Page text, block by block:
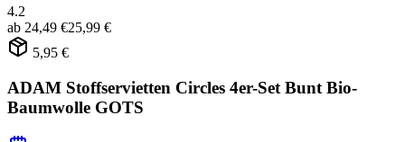
4.2
ab 24,49 €25,99 €
5,95 €
ADAM Stoffservietten Circles 4er-Set Bunt Bio-
Baumwolle GOTS